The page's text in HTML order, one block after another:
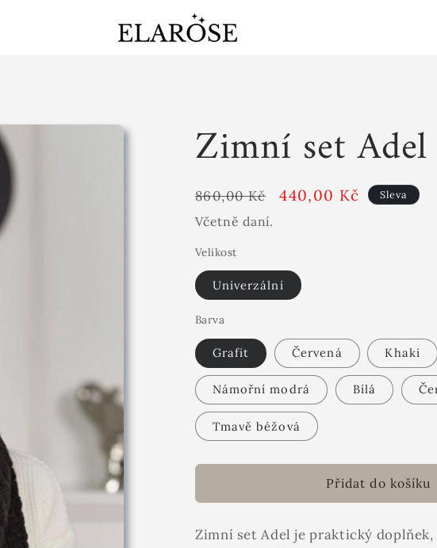
Zimní set Adel
Běžná
cena
860,00 Kč
Akční
440,00 Kč Sleva
Včetně daní.
Velikost
Univerzální
Barva
Grafit Červená Khaki
Námořní modrá Bílá
Tmavě béžová
Přidat do košíku
Zimní set Adel je praktický